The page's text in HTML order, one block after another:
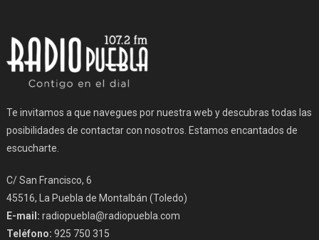
Te invitamos a que navegues por nuestra web y descubras todas las
posibilidades de contactar con nosotros. Estamos encantados de
escucharte.
C/ San Francisco, 6
45516, La Puebla de Montalbán (Toledo)
E-mail: radiopuebla@radiopuebla.com
Teléfono: 925 750 315